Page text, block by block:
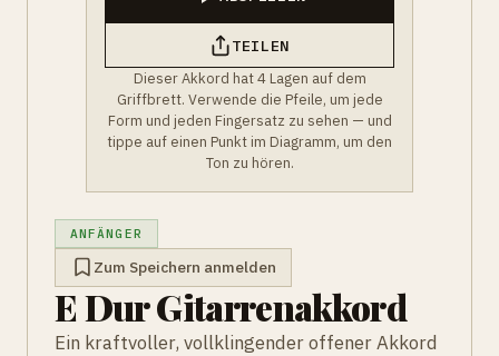
TEILEN
Dieser Akkord hat 4 Lagen auf dem
Griffbrett. Verwende die Pfeile, um jede
Form und jeden Fingersatz zu sehen — und
tippe auf einen Punkt im Diagramm, um den
Ton zu hören.
ANFÄNGER
Zum Speichern anmelden
E Dur Gitarrenakkord
Ein kraftvoller, vollklingender offener Akkord